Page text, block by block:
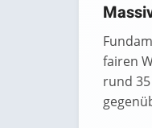
fairen
rund